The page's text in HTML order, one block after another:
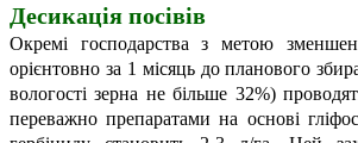
Десикація посівів
Окремі господарства з метою
орієнтовно за 1 місяць до планового
вологості зерна не більше 32%)
переважно препаратами на основі